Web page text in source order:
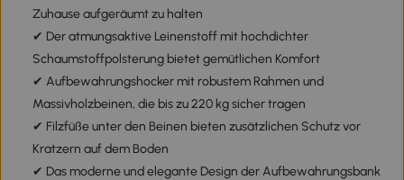
Zuhause aufgeräumt zu halten
✔ Der atmungsaktive Leinenstoff mit hochdichter
Schaumstoffpolsterung bietet gemütlichen Komfort
✔ Aufbewahrungshocker mit robustem Rahmen und
Massivholzbeinen, die bis zu 220 kg sicher tragen
✔ Filzfüße unter den Beinen bieten zusätzlichen Schutz vor
Kratzern auf dem Boden
✔ Das moderne und elegante Design der Aufbewahrungsbank